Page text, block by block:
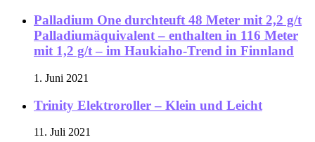
Palladium One durchteuft 48 Meter mit 2,2 g/t
Palladiumäquivalent – enthalten in 116 Meter
mit 1,2 g/t – im Haukiaho-Trend in Finnland
1. Juni 2021
Trinity Elektroroller – Klein und Leicht
11. Juli 2021